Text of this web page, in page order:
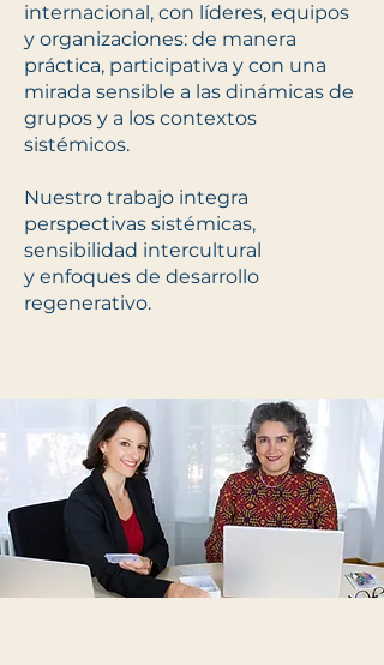
internacional, con líderes, equipos
y organizaciones: de manera
práctica, participativa y con una
mirada sensible a las dinámicas de
grupos y a los contextos
sistémicos.
Nuestro trabajo integra
perspectivas sistémicas,
sensibilidad intercultural
y enfoques de desarrollo
regenerativo.